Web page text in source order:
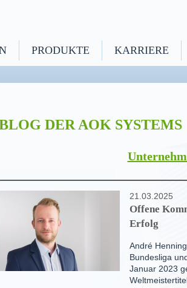
PRODUKTE KARRIERE
DER AOK SYSTEMS
21.03.2025
Offene
Erfolg
André
Bundesliga
Januar 2023